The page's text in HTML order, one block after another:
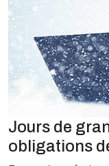
Jours de
obligations